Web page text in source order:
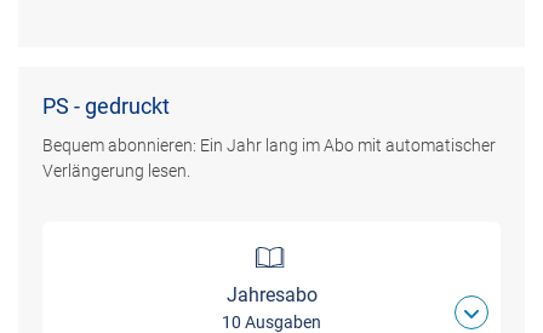
PS - gedruckt
Bequem abonnieren: Ein Jahr lang im Abo mit automatischer
Verlängerung lesen.
Jahresabo
10 Ausgaben